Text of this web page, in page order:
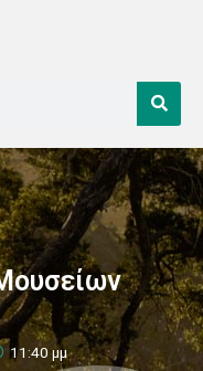
11:40 μμ